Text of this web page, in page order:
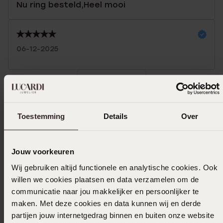
Toestemming Details Over
Jouw voorkeuren
Wij gebruiken altijd functionele en analytische cookies. Ook
willen we cookies plaatsen en data verzamelen om de
communicatie naar jou makkelijker en persoonlijker te
maken. Met deze cookies en data kunnen wij en derde
partijen jouw internetgedrag binnen en buiten onze website
Nu ring besteld,Heel mooi
06-12-2025
Uitverkocht